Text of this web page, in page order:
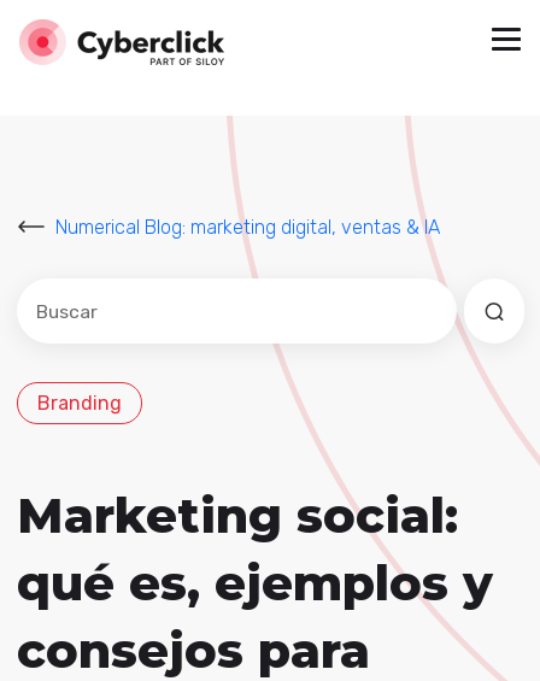
Numerical Blog: marketing digital, ventas & IA
Este es un campo de búsqueda con una función de
No hay sugerencias porque el campo de
Branding
Marketing social:
qué es, ejemplos y
consejos para